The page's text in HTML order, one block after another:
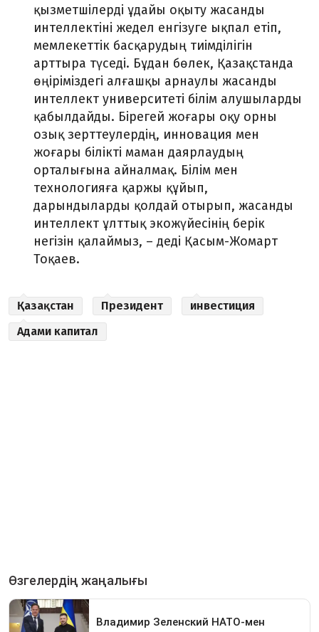
қызметшілерді ұдайы оқыту жасанды
интеллектіні жедел енгізуге ықпал етіп,
мемлекеттік басқарудың тиімділігін
арттыра түседі. Бұдан бөлек, Қазақстанда
өңіріміздегі алғашқы арнаулы жасанды
интеллект университеті білім алушыларды
қабылдайды. Бірегей жоғары оқу орны
озық зерттеулердің, инновация мен
жоғары білікті маман даярлаудың
орталығына айналмақ. Білім мен
технологияға қаржы құйып,
дарындыларды қолдай отырып, жасанды
интеллект ұлттық экожүйесінің берік
негізін қалаймыз, – деді Қасым-Жомарт
Тоқаев.
Қазақстан Президент
инвестиция
Адами капитал